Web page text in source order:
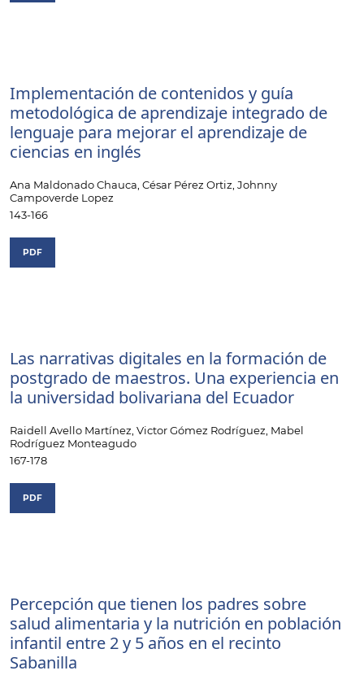
Implementación de contenidos y guía
metodológica de aprendizaje integrado de
lenguaje para mejorar el aprendizaje de
ciencias en inglés
Ana Maldonado Chauca, César Pérez Ortiz, Johnny
Campoverde Lopez
143-166
PDF
Las narrativas digitales en la formación de
postgrado de maestros. Una experiencia en
la universidad bolivariana del Ecuador
Raidell Avello Martínez, Victor Gómez Rodríguez, Mabel
Rodríguez Monteagudo
167-178
PDF
Percepción que tienen los padres sobre
salud alimentaria y la nutrición en población
infantil entre 2 y 5 años en el recinto
Sabanilla